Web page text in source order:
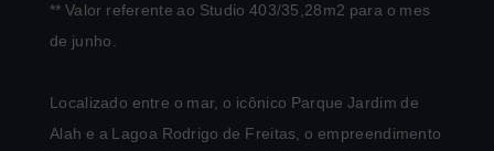
** Valor referente ao Studio 403/35,28m2 para o mes
de junho.
Localizado entre o mar, o icônico Parque Jardim de
Alah e a Lagoa Rodrigo de Freitas, o empreendimento